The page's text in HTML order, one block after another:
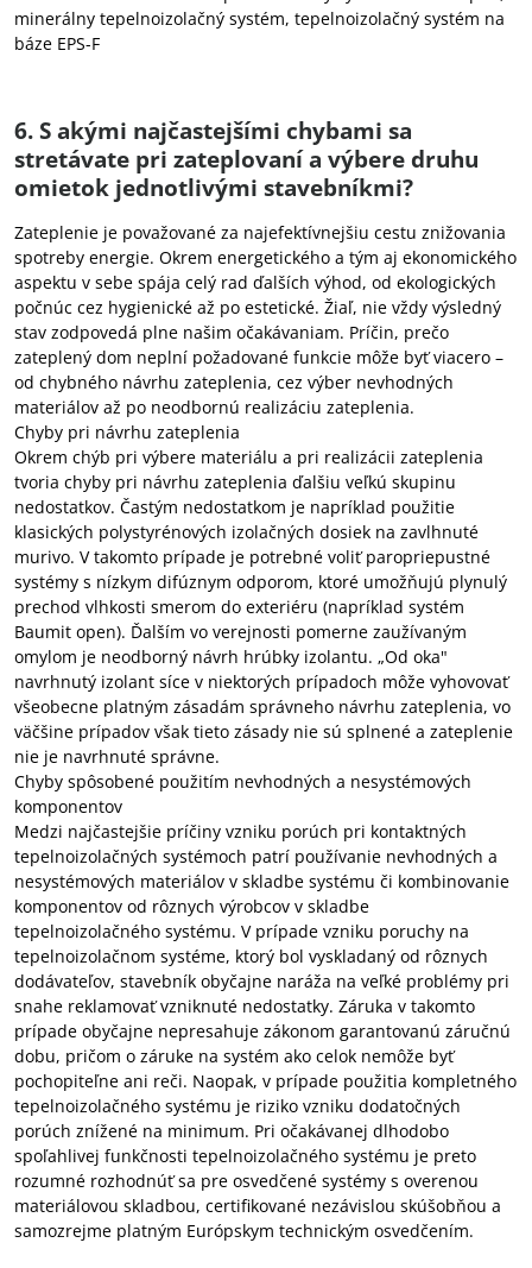
minerálny tepelnoizolačný systém, tepelnoizolačný systém na
báze EPS-F
6. S akými najčastejšími chybami sa
stretávate pri zateplovaní a výbere druhu
omietok jednotlivými stavebníkmi?
Zateplenie je považované za najefektívnejšiu cestu znižovania
spotreby energie. Okrem energetického a tým aj ekonomického
aspektu v sebe spája celý rad ďalších výhod, od ekologických
počnúc cez hygienické až po estetické. Žiaľ, nie vždy výsledný
stav zodpovedá plne našim očakávaniam. Príčin, prečo
zateplený dom neplní požadované funkcie môže byť viacero –
od chybného návrhu zateplenia, cez výber nevhodných
materiálov až po neodbornú realizáciu zateplenia.
Chyby pri návrhu zateplenia
Okrem chýb pri výbere materiálu a pri realizácii zateplenia
tvoria chyby pri návrhu zateplenia ďalšiu veľkú skupinu
nedostatkov. Častým nedostatkom je napríklad použitie
klasických polystyrénových izolačných dosiek na zavlhnuté
murivo. V takomto prípade je potrebné voliť paropriepustné
systémy s nízkym difúznym odporom, ktoré umožňujú plynulý
prechod vlhkosti smerom do exteriéru (napríklad systém
Baumit open). Ďalším vo verejnosti pomerne zaužívaným
omylom je neodborný návrh hrúbky izolantu. „Od oka"
navrhnutý izolant síce v niektorých prípadoch môže vyhovovať
všeobecne platným zásadám správneho návrhu zateplenia, vo
väčšine prípadov však tieto zásady nie sú splnené a zateplenie
nie je navrhnuté správne.
Chyby spôsobené použitím nevhodných a nesystémových
komponentov
Medzi najčastejšie príčiny vzniku porúch pri kontaktných
tepelnoizolačných systémoch patrí používanie nevhodných a
nesystémových materiálov v skladbe systému či kombinovanie
komponentov od rôznych výrobcov v skladbe
tepelnoizolačného systému. V prípade vzniku poruchy na
tepelnoizolačnom systéme, ktorý bol vyskladaný od rôznych
dodávateľov, stavebník obyčajne naráža na veľké problémy pri
snahe reklamovať vzniknuté nedostatky. Záruka v takomto
prípade obyčajne nepresahuje zákonom garantovanú záručnú
dobu, pričom o záruke na systém ako celok nemôže byť
pochopiteľne ani reči. Naopak, v prípade použitia kompletného
tepelnoizolačného systému je riziko vzniku dodatočných
porúch znížené na minimum. Pri očakávanej dlhodobo
spoľahlivej funkčnosti tepelnoizolačného systému je preto
rozumné rozhodnúť sa pre osvedčené systémy s overenou
materiálovou skladbou, certifikované nezávislou skúšobňou a
samozrejme platným Európskym technickým osvedčením.